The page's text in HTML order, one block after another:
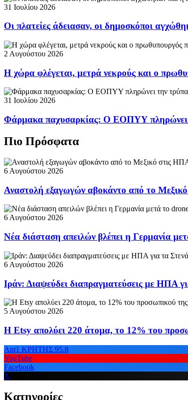
31 Ιουλίου 2026
Οι πλατείες άδειασαν, οι δημοσκόποι
2 Αυγούστου 2026
Η χώρα φλέγεται, μετρά νεκρούς και ο
31 Ιουλίου 2026
Φάρμακα παχυσαρκίας: Ο ΕΟΠΥΥ πληρώνει
Πιο Πρόσφατα
6 Αυγούστου 2026
Αναστολή εξαγωγών αβοκάντο από το
6 Αυγούστου 2026
Νέα διάσταση απειλών βλέπει η Γερμανία
6 Αυγούστου 2026
Ιράν: Διαψεύδει διαπραγματεύσεις με ΗΠΑ
5 Αυγούστου 2026
Η Etsy απολύει 220 άτομα, το 12% του
Ant1 ΚΡΗΤΗΣ 95.8
YouTube
Facebook
X
Κατηγορίες